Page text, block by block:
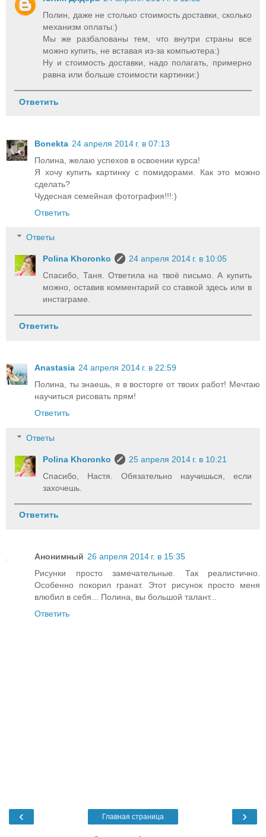
Полин, даже не столько стоимость доставки, сколько
механизм оплаты:)
Мы же разбалованы тем, что внутри страны все
можно купить, не вставая из-за компьютера:)
Ну и стоимость доставки, надо полагать, примерно
равна или больше стоимости картинки:)
Ответить
Bonekta 24 апреля 2014 г. в 07:13
Полина, желаю успехов в освоении курса!
Я хочу купить картинку с помидорами. Как это можно
сделать?
Чудесная семейная фотография!!!:)
Ответить
Ответы
Polina Khoronko
24 апреля 2014 г. в 10:05
Спасибо, Таня. Ответила на твоё письмо. А купить
можно, оставив комментарий со ставкой здесь или в
инстаграме.
Ответить
Anastasia 24 апреля 2014 г. в 22:59
Полина, ты знаешь, я в восторге от твоих работ! Мечтаю
научиться рисовать прям!
Ответить
Ответы
Polina Khoronko
25 апреля 2014 г. в 10:21
Спасибо, Настя. Обязательно научишься, если
захочешь.
Ответить
Анонимный 26 апреля 2014 г. в 15:35
Рисунки просто замечательные. Так реалистично.
Особенно покорил гранат. Этот рисунок просто меня
влюбил в себя... Полина, вы большой талант...
Ответить
‹ ›
Главная страница